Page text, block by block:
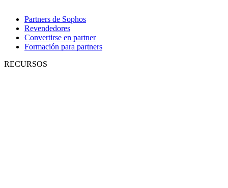
Partners de Sophos
Revendedores
Convertirse en partner
Formación para partners
RECURSOS